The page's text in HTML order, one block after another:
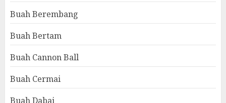
Buah Berembang
Buah Bertam
Buah Cannon Ball
Buah Cermai
Buah Dabai